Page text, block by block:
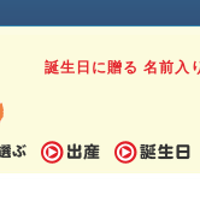
誕生日に贈る 名前入